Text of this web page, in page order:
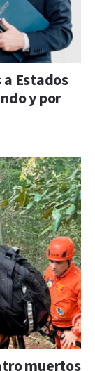
Estados
y por
muertos